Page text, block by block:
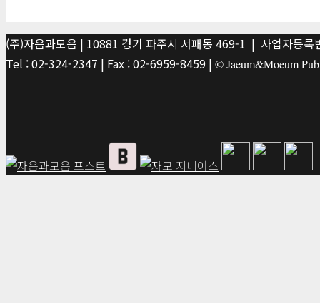
(주)자음과모음 | 10881 경기 파주시 서패동 469-1 | 사업자등
Tel : 02-324-2347 | Fax : 02-6959-8459 | © Jaeum&Moeum